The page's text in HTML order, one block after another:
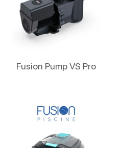
Fusion Pump VS Pro